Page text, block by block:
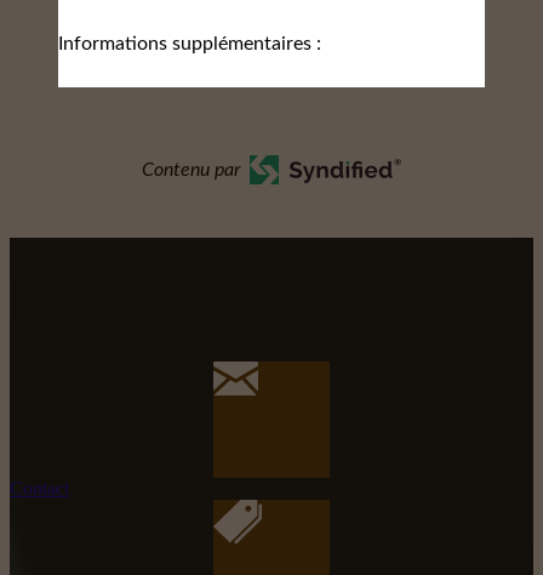
Informations supplémentaires :
Contenu par
Contact